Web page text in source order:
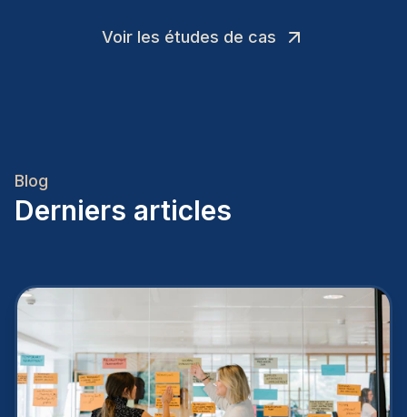
Voir les études de cas
Blog
Derniers articles